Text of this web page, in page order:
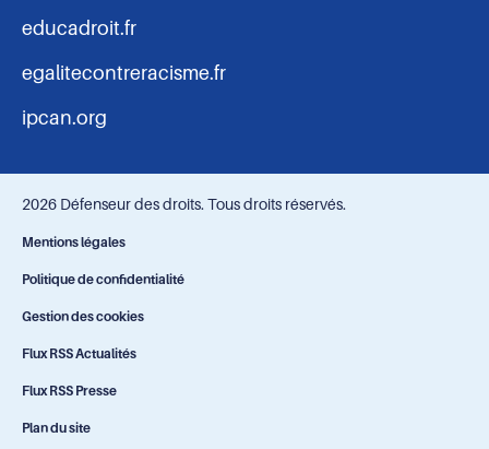
educadroit.fr
egalitecontreracisme.fr
ipcan.org
2026 Défenseur des droits. Tous droits réservés.
Navigation
-
bas
de
Mentions légales
Politique de confidentialité
Gestion des cookies
Flux RSS Actualités
Flux RSS Presse
Plan du site